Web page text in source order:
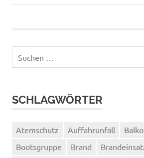
nach:
SCHLAGWÖRTER
Atemschutz Auffahrunfall
Bootsgruppe
Brand